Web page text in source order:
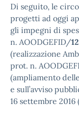
Di seguito, le
progetti ad oggi
gli impegni di
n. AOODGEFID/
(realizzazione
prot. n.
(ampliamento
e sull’avviso
16 settembre